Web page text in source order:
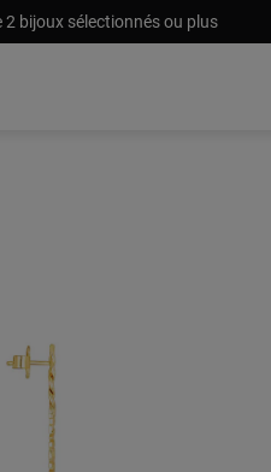
2 bijoux sélectionnés ou plus